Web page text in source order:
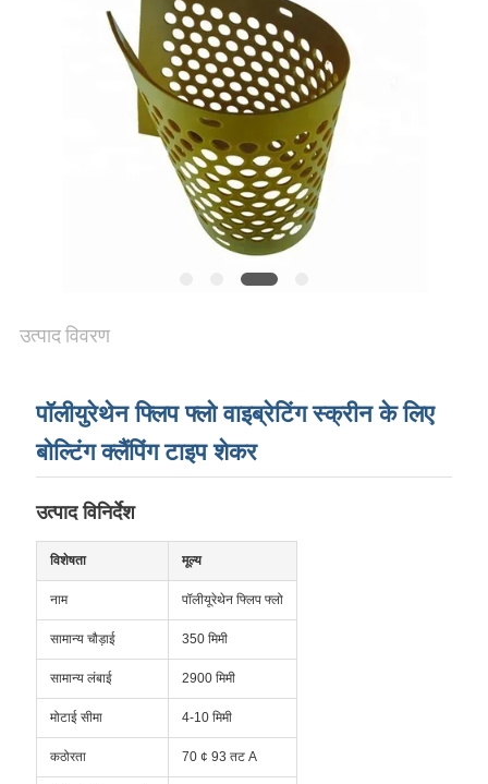
उत्पाद विवरण
पॉलीयुरेथेन फ्लिप फ्लो वाइब्रेटिंग स्क्रीन के लिए
बोल्टिंग क्लैंपिंग टाइप शेकर
उत्पाद विनिर्देश
विशेषता मूल्य
नाम पॉलीयूरेथेन फ्लिप फ्लो
सामान्य चौड़ाई 350 मिमी
सामान्य लंबाई 2900 मिमी
मोटाई सीमा 4-10 मिमी
कठोरता 70 ¢ 93 तट A